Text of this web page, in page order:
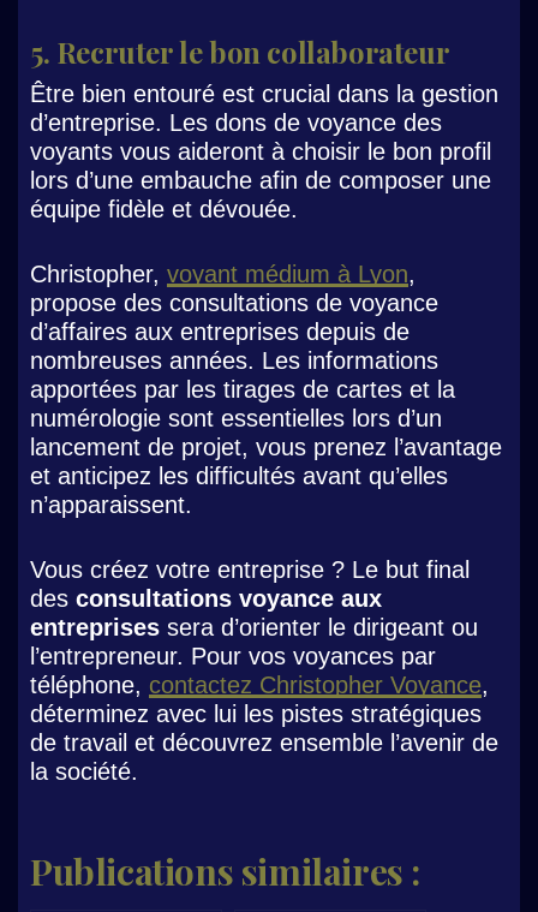
5. Recruter le bon collaborateur
Être bien entouré est crucial dans la gestion
d’entreprise. Les dons de voyance des
voyants vous aideront à choisir le bon profil
lors d’une embauche afin de composer une
équipe fidèle et dévouée.
Christopher, voyant médium à Lyon,
propose des consultations de voyance
d’affaires aux entreprises depuis de
nombreuses années. Les informations
apportées par les tirages de cartes et la
numérologie sont essentielles lors d’un
lancement de projet, vous prenez l’avantage
et anticipez les difficultés avant qu’elles
n’apparaissent.
Vous créez votre entreprise ? Le but final
des consultations voyance aux
entreprises sera d’orienter le dirigeant ou
l’entrepreneur. Pour vos voyances par
téléphone, contactez Christopher Voyance,
déterminez avec lui les pistes stratégiques
de travail et découvrez ensemble l’avenir de
la société.
Publications similaires :